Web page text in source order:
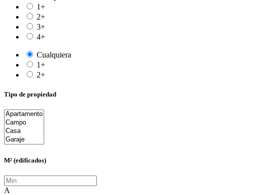
1+
2+
3+
4+
Cualquiera
1+
2+
Tipo de propiedad
M² (edificados)
A